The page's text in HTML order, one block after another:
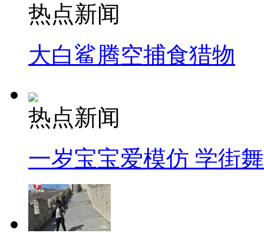
热点新闻
大白鲨腾空捕食猎物
热点新闻
一岁宝宝爱模仿 学街